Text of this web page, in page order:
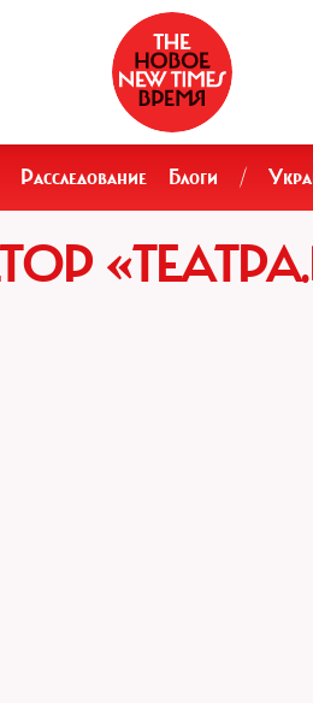
Расследование Блоги /